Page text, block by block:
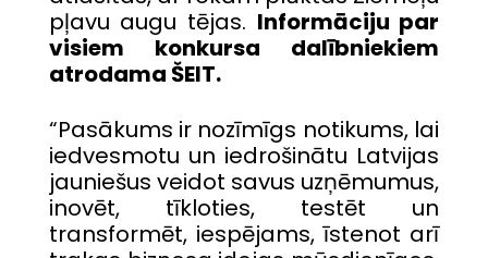
pļavu augu tējas. Informāciju par
visiem konkursa dalībniekiem
atrodama ŠEIT.
“Pasākums ir nozīmīgs notikums, lai
iedvesmotu un iedrošinātu Latvijas
jauniešus veidot savus uzņēmumus,
inovēt, tīkloties, testēt un
transformēt, iespējams, īstenot arī